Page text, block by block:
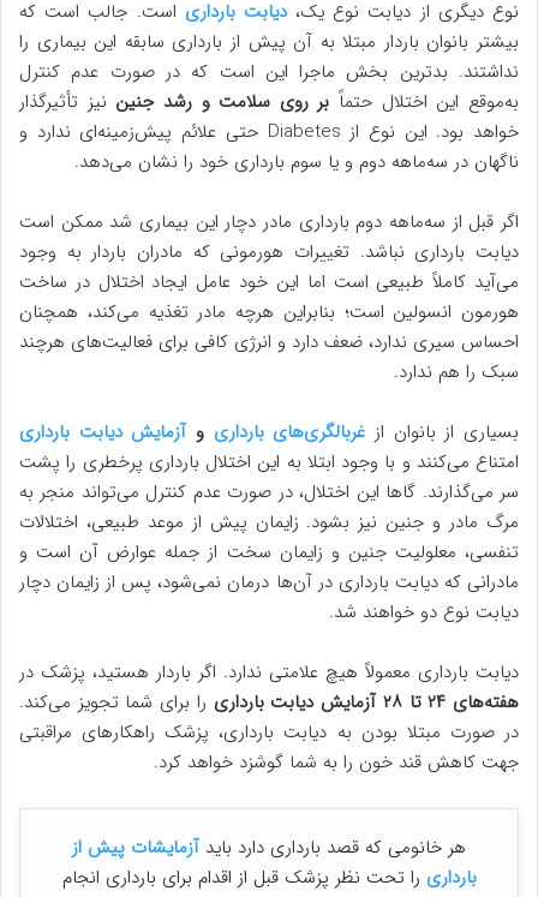
نوع دیگری از دیابت نوع یک، دیابت بارداری است. جالب است که
بیشتر بانوان باردار مبتلا به آن پیش از بارداری سابقه این بیماری را
نداشتند. بدترین بخش ماجرا این است که در صورت عدم کنترل
به‌موقع این اختلال حتماً بر روی سلامت و رشد جنین نیز تأثیرگذار
خواهد بود. این نوع از Diabetes حتی علائم پیش‌زمینه‌ای ندارد و
ناگهان در سه‌ماهه دوم و یا سوم بارداری خود را نشان می‌دهد.
اگر قبل از سه‌ماهه دوم بارداری مادر دچار این بیماری شد ممکن است
دیابت بارداری نباشد. تغییرات هورمونی که مادران باردار به وجود
می‌آید کاملاً طبیعی است اما این خود عامل ایجاد اختلال در ساخت
هورمون انسولین است؛ بنابراین هرچه مادر تغذیه می‌کند، همچنان
احساس سیری ندارد، ضعف دارد و انرژی کافی برای فعالیت‌های هرچند
سبک را هم ندارد.
بسیاری از بانوان از غربالگری‌های بارداری و آزمایش دیابت بارداری
امتناع می‌کنند و با وجود ابتلا به این اختلال بارداری پرخطری را پشت
سر می‌گذارند. گاها این اختلال، در صورت عدم کنترل می‌تواند منجر به
مرگ مادر و جنین نیز بشود. زایمان پیش از موعد طبیعی، اختلالات
تنفسی، معلولیت جنین و زایمان سخت از جمله عوارض آن است و
مادرانی که دیابت بارداری در آن‌ها درمان نمی‌شود، پس از زایمان دچار
دیابت نوع دو خواهند شد.
دیابت بارداری معمولاً هیچ علامتی ندارد. اگر باردار هستید، پزشک در
هفته‌های ۲۴ تا ۲۸
آزمایش دیابت بارداری را برای شما تجویز می‌کند.
در صورت مبتلا بودن به دیابت بارداری، پزشک راهکارهای مراقبتی
جهت کاهش قند خون را به شما گوشزد خواهد کرد.
هر خانومی که قصد بارداری دارد باید آزمایشات پیش از
بارداری را تحت نظر پزشک قبل از اقدام برای بارداری انجام